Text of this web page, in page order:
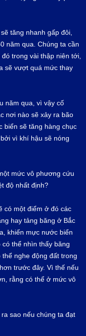
tăng nhanh gấp đôi,
năm qua. Chúng ta cần
trong vài thập niên tới,
sẽ vượt quá mức thay
năm qua, vì vậy cố
nơi nào sẽ xảy ra bão
biển sẽ tăng hàng chục
vì khí hậu sẽ nóng
mức vô phương cứu
độ nhất định?
có một điểm ở đó các
hay tảng băng ở Bắc
khiến mực nước biển
thể nhìn thấy băng
nghe động đất trong
trước đây. Vì thế nếu
rằng có thể ở mức vô
sao nếu chúng ta đạt